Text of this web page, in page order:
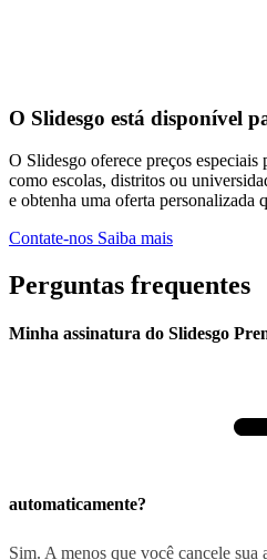
O Slidesgo está disponível
O Slidesgo oferece preços especiais
como escolas, distritos ou
e obtenha uma oferta personalizada
Contate-nos Saiba mais
Perguntas frequentes
Minha assinatura do Slidesgo
automaticamente?
Sim. A menos que você cancele sua